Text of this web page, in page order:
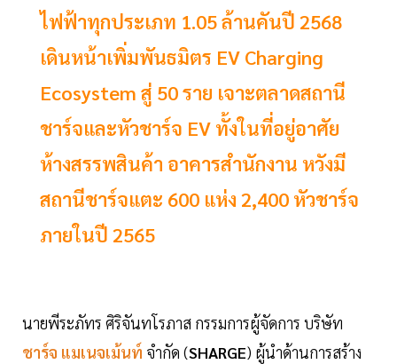
ไฟฟ้าทุกประเภท 1.05 ล้านคันปี 2568
เดินหน้าเพิ่มพันธมิตร EV Charging
Ecosystem สู่ 50 ราย เจาะตลาดสถานี
ชาร์จและหัวชาร์จ EV ทั้งในที่อยู่อาศัย
ห้างสรรพสินค้า อาคารสำนักงาน หวังมี
สถานีชาร์จแตะ 600 แห่ง 2,400 หัวชาร์จ
ภายในปี 2565
นายพีระภัทร ศิริจันทโรภาส กรรมการผู้จัดการ บริษัท
ชาร์จ แมเนจเม้นท์ จำกัด (SHARGE) ผู้นำด้านการสร้าง